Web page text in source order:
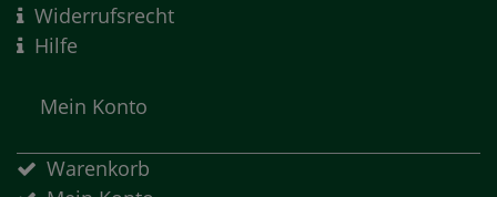
Widerrufsrecht
Hilfe
Mein Konto
Warenkorb